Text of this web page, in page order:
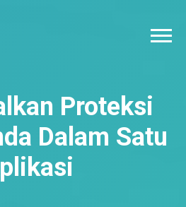
Proteksi
Dalam Satu